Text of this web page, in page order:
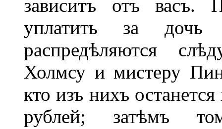
зависитъ отъ васъ.
уплатить за дочь
распредѣляются
Холмсу и мистеру
кто изъ нихъ
рублей; затѣмъ